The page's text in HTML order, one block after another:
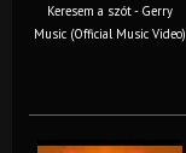
Keresem a szót - Gerry
Music (Official Music Video)